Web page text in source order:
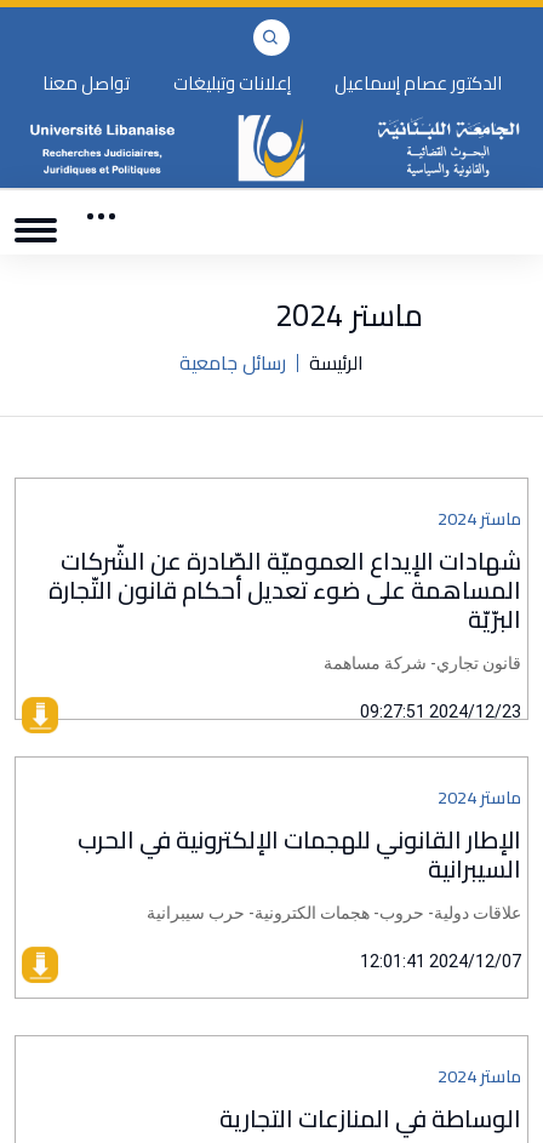
الدكتور عصام إسماعيل إعلانات وتبليغات تواصل معنا
ماستر 2024
الرئيسة رسائل جامعية
ماستر 2024
شهادات الإيداع العموميّة الصّادرة عن الشّركات
المساهمة على ضوء تعديل أحكام قانون التّجارة
البرّيّة
قانون تجاري- شركة مساهمة
2024/12/23 09:27:51
ماستر 2024
الإطار القانوني للهجمات الإلكترونية في الحرب
السيبرانية
علاقات دولية- حروب- هجمات الكترونية- حرب سيبرانية
2024/12/07 12:01:41
ماستر 2024
الوساطة في المنازعات التجارية